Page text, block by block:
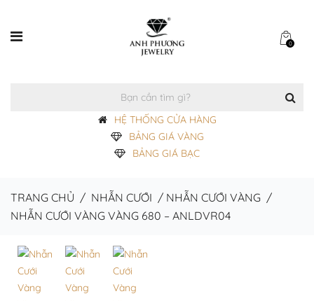
0
HỆ THỐNG CỬA HÀNG
BẢNG GIÁ VÀNG
BẢNG GIÁ BẠC
TRANG CHỦ / NHẪN CƯỚI / NHẪN CƯỚI VÀNG /
NHẪN CƯỚI VÀNG VÀNG 680 – ANLDVR04